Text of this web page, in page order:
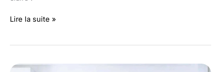
Bongolava
Lire la suite »